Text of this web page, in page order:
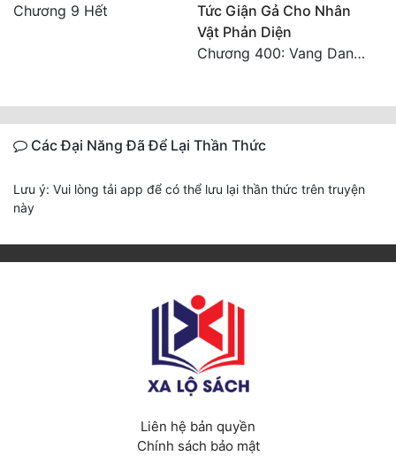
Chương 9 Hết
Tức Giận Gả Cho Nhân
Vật Phản Diện
Chương 400: Vang Danh Thiên Hạ (Hết)
Các Đại Năng Đã Để Lại Thần Thức
Lưu ý: Vui lòng tải app để có thể lưu lại thần thức trên truyện
này
Liên hệ bản quyền
Chính sách bảo mật